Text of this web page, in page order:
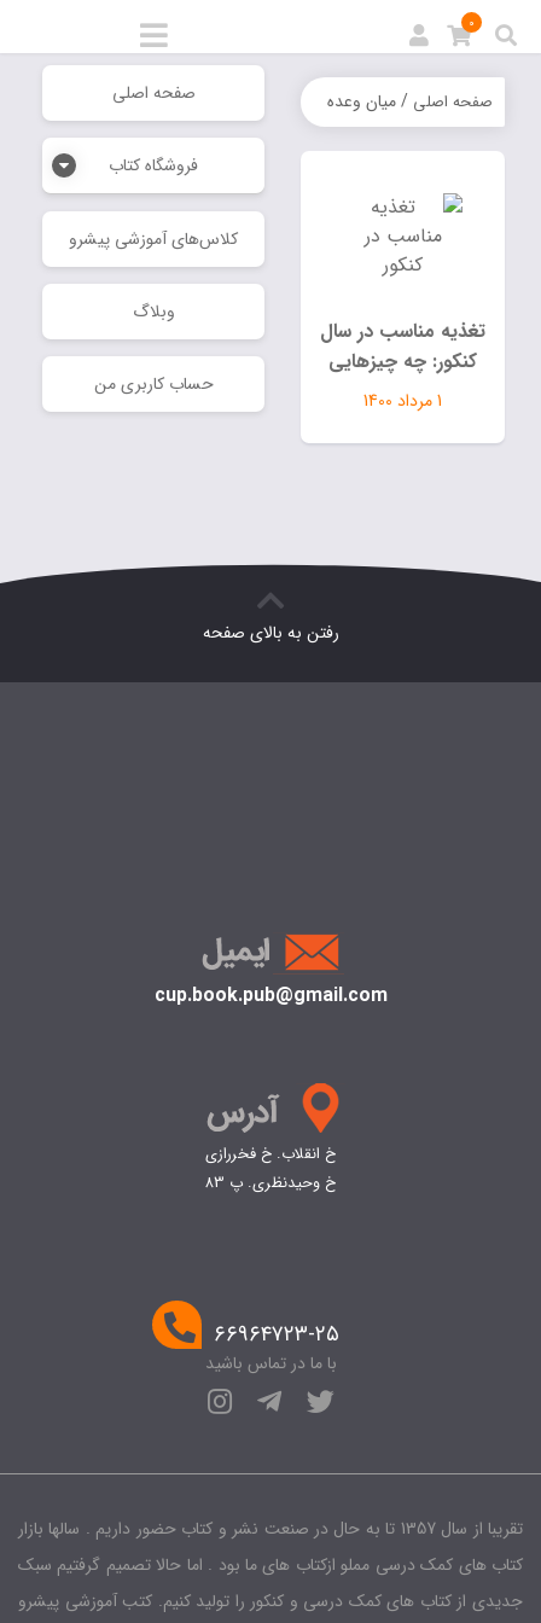
صفحه اصلی
فروشگاه کتاب
كلاس‌هاي آموزشي پيشرو
وبلاگ
حساب کاربری من
0
صفحه اصلی / میان وعده
تغذیه‌ مناسب در سال
کنکور: چه چیز‌هایی
بخوریم و از چه چیزهایی
دوری کنیم.
1 مرداد 1400
رفتن به بالای صفحه
cup.book.pub@gmail.com
خ انقلاب. خ فخررازی
خ وحیدنظری. پ 83
۶۶۹۶۴۷۲۳-۲۵
با ما در تماس باشید
تقریبا از سال 1357 تا به حال در صنعت نشر و کتاب حضور داریم . سالها بازار
کتاب های کمک درسی مملو ازکتاب های ما بود . اما حالا تصمیم گرفتیم سبک
جدیدی از کتاب های کمک درسی و کنکور را تولید کنیم. کتب آموزشی پیشرو